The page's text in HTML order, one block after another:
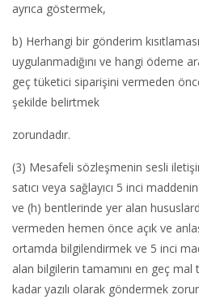
ayrıca göstermek,
b) Herhangi bir gönderim
uygulanmadığını ve hangi ödeme
geç tüketici siparişini vermeden
şekilde belirtmek
zorundadır.
(3) Mesafeli sözleşmenin sesli
satıcı veya sağlayıcı 5 inci
ve (h) bentlerinde yer alan
vermeden hemen önce açık ve
ortamda bilgilendirmek ve 5 inci
alan bilgilerin tamamını en geç
kadar yazılı olarak göndermek